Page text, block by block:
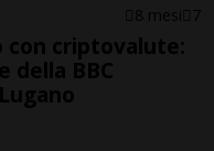
8 mesi 7
con criptovalute:
della BBC